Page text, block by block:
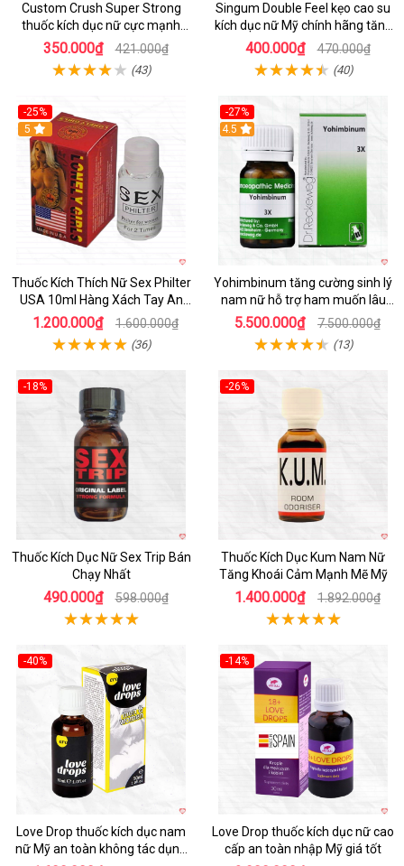
Custom Crush Super Strong
thuốc kích dục nữ cực mạnh
dạng nước chính hãng Mỹ
350.000₫ 421.000₫
(43)
Singum Double Feel kẹo cao su
kích dục nữ Mỹ chính hãng tăng
ham muốn
400.000₫ 470.000₫
(40)
-25%
5
Thuốc Kích Thích Nữ Sex Philter
USA 10ml Hàng Xách Tay An
Toàn Hấp Dẫn
1.200.000₫ 1.600.000₫
(36)
-27%
4.5
Yohimbinum tăng cường sinh lý
nam nữ hỗ trợ ham muốn lâu
bền
5.500.000₫ 7.500.000₫
(13)
-18%
Thuốc Kích Dục Nữ Sex Trip Bán
Chạy Nhất
490.000₫ 598.000₫
-26%
Thuốc Kích Dục Kum Nam Nữ
Tăng Khoái Cảm Mạnh Mẽ Mỹ
1.400.000₫ 1.892.000₫
-40%
Love Drop thuốc kích dục nam
nữ Mỹ an toàn không tác dụng
-14%
Love Drop thuốc kích dục nữ cao
cấp an toàn nhập Mỹ giá tốt